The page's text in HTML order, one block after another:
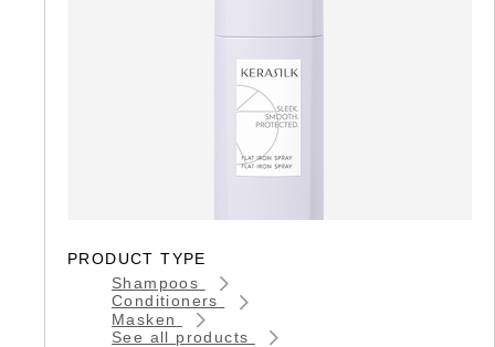
PRODUCT TYPE
Shampoos
Conditioners
Masken
See all products